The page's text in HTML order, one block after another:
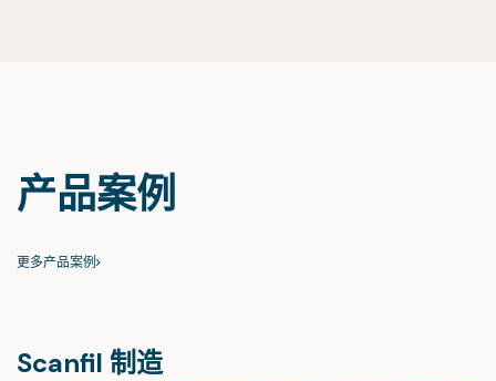
产品案例
更多产品案例
Scanfil 制造